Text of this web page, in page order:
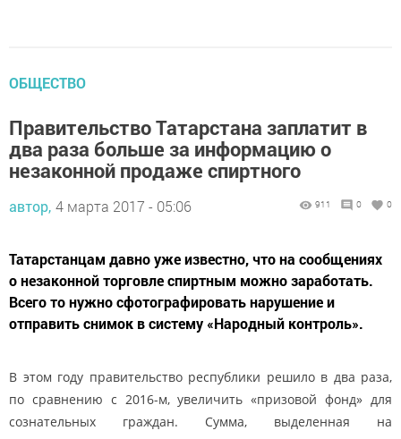
ОБЩЕСТВО
Правительство Татарстана заплатит в
два раза больше за информацию о
незаконной продаже спиртного
автор, 4 марта 2017 - 05:06 911 0 0
Татарстанцам давно уже известно, что на сообщениях
о незаконной торговле спиртным можно заработать.
Всего то нужно сфотографировать нарушение и
отправить снимок в систему «Народный контроль».
В этом году правительство республики решило в два раза,
по сравнению с 2016-м, увеличить «призовой фонд» для
сознательных граждан. Сумма, выделенная на